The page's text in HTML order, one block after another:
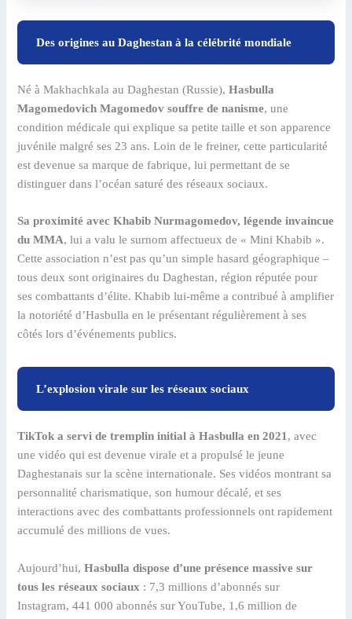
Des origines au Daghestan à la célébrité mondiale
Né à Makhachkala au Daghestan (Russie),Hasbulla
Magomedovich Magomedov souffre de nanisme, une
condition médicale qui explique sa petite taille et son apparence
juvénile malgré ses 23 ans. Loin de le freiner, cette particularité
est devenue sa marque de fabrique, lui permettant de se
distinguer dans l’océan saturé des réseaux sociaux.
Sa proximité avec Khabib Nurmagomedov, légende invaincue
du MMA, lui a valu le surnom affectueux de « Mini Khabib ».
Cette association n’est pas qu’un simple hasard géographique –
tous deux sont originaires du Daghestan, région réputée pour
ses combattants d’élite. Khabib lui-même a contribué à amplifier
la notoriété d’Hasbulla en le présentant régulièrement à ses
côtés lors d’événements publics.
L’explosion virale sur les réseaux sociaux
TikTok a servi de tremplin initial à Hasbulla en 2021, avec
une vidéo qui est devenue virale et a propulsé le jeune
Daghestanais sur la scène internationale. Ses vidéos montrant sa
personnalité charismatique, son humour décalé, et ses
interactions avec des combattants professionnels ont rapidement
accumulé des millions de vues.
Aujourd’hui,Hasbulla dispose d’une présence massive sur
tous les réseaux sociaux : 7,3 millions d’abonnés sur
Instagram, 441 000 abonnés sur YouTube, 1,6 million de